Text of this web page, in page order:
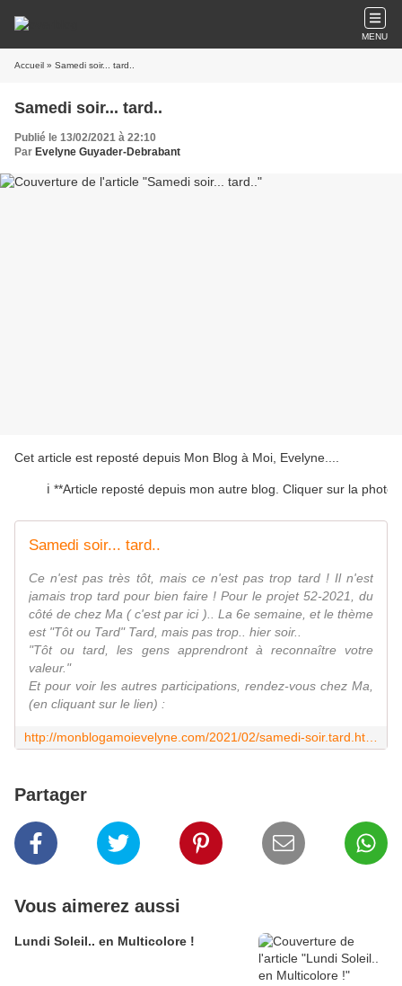
MENU
Accueil » Samedi soir... tard..
Samedi soir... tard..
Publié le 13/02/2021 à 22:10
Par Evelyne Guyader-Debrabant
Cet article est reposté depuis Mon Blog à Moi, Evelyne...
ℹ️ **Article reposté depuis mon autre blog. Cliquer sur la
Samedi soir... tard..
Ce n'est pas très tôt, mais ce n'est pas trop tard ! Il n'est
jamais trop tard pour bien faire ! Pour le projet 52-2021, du
côté de chez Ma ( c'est par ici ).. La 6e semaine, et le thème
est "Tôt ou Tard" Tard, mais pas trop.. hier soir..
"Tôt ou tard, les gens apprendront à reconnaître votre
valeur."
Et pour voir les autres participations, rendez-vous chez Ma,
(en cliquant sur le lien) :
Partager
Vous aimerez aussi
Lundi Soleil.. en Multicolore !